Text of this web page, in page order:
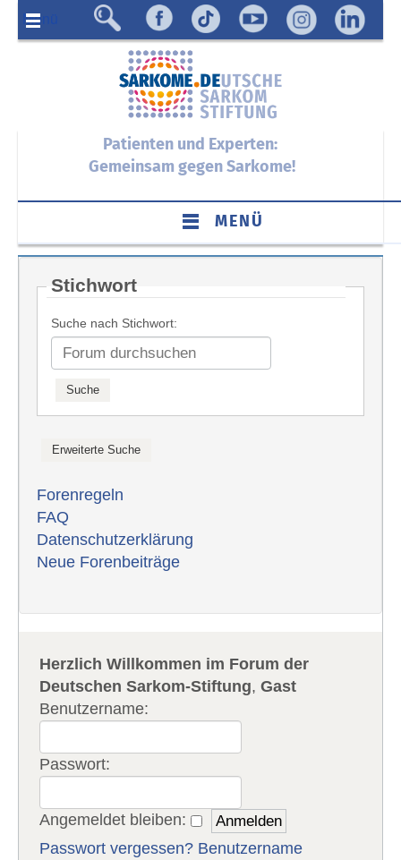
Menü
Patienten und Experten:
Gemeinsam gegen Sarkome!
MENÜ
Stichwort
Suche nach Stichwort:
Forenregeln
FAQ
Datenschutzerklärung
Neue Forenbeiträge
Herzlich Willkommen im Forum der
Deutschen Sarkom-Stiftung,Gast
Benutzername:
Passwort:
Angemeldet bleiben:
Passwort vergessen? Benutzername